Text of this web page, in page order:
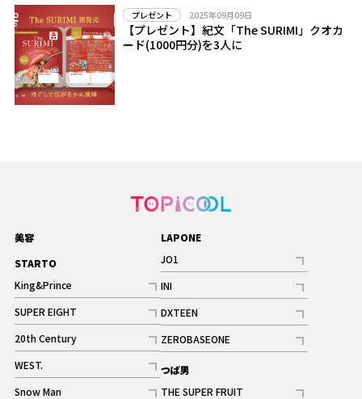
プレゼント 2025年09月09日
【プレゼント】紀文「The SURIMI」クオカ
ード(1000円分)を3人に
美容
STARTO
King&Prince
記事
SUPER EIGHT
記事
20th Century
記事
WEST.
記事
Snow Man
LAPONE
JO1
記事
INI
記事
ギャラリー
DXTEEN
記事
ギャラリー
ZEROBASEONE
記事
つば男
THE SUPER FRUIT